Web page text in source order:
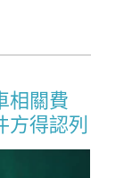
相關費
方得認列